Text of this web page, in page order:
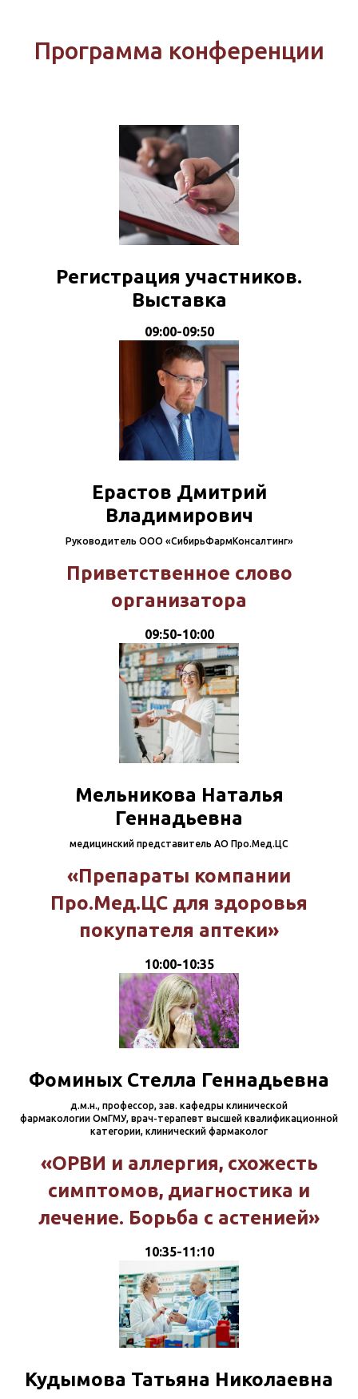
Программа конференции
Регистрация участников.
Выставка
09:00-09:50
Ерастов Дмитрий
Владимирович
Руководитель ООО «СибирьФармКонсалтинг»
Приветственное слово
организатора
09:50-10:00
Мельникова Наталья
Геннадьевна
медицинский представитель АО Про.Мед.ЦС
«Препараты компании
Про.Мед.ЦС для здоровья
покупателя аптеки»
10:00-10:35
Фоминых Стелла Геннадьевна
д.м.н., профессор, зав. кафедры клинической
фармакологии ОмГМУ, врач-терапевт высшей квалификационной
категории, клинический фармаколог
«ОРВИ и аллергия, схожесть
симптомов, диагностика и
лечение. Борьба с астенией»
10:35-11:10
Кудымова Татьяна Николаевна